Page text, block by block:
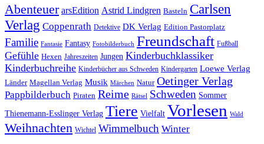
Abenteuer arsEdition Astrid Lindgren Basteln Carlsen
Verlag Coppenrath Detektive DK Verlag Edition Pastorplatz
Familie Fantasie Fantasy Fotobilderbuch Freundschaft Fußball
Gefühle Hexen Jahreszeiten Jungen Kinderbuchklassiker
Kinderbuchreihe Kinderbücher aus Schweden Kindergarten Loewe Verlag
Länder Magellan Verlag Musik Märchen Natur Oetinger Verlag
Pappbilderbuch Piraten Reime Rätsel Schweden Sommer
Thienemann-Esslinger Verlag Tiere Vielfalt Vorlesen Wald
Weihnachten Wichtel Wimmelbuch Winter